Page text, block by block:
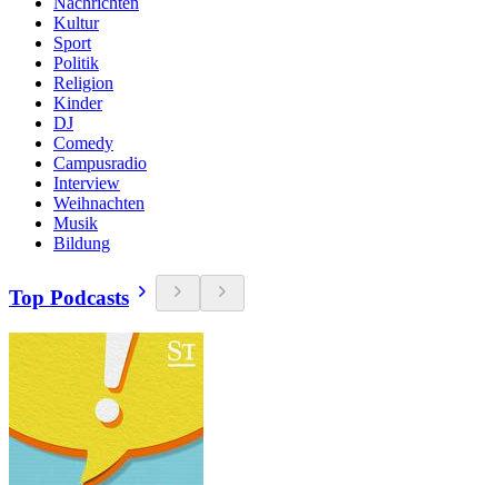
Kultur
Sport
Politik
Religion
Kinder
DJ
Comedy
Campusradio
Interview
Weihnachten
Musik
Bildung
Top Podcasts